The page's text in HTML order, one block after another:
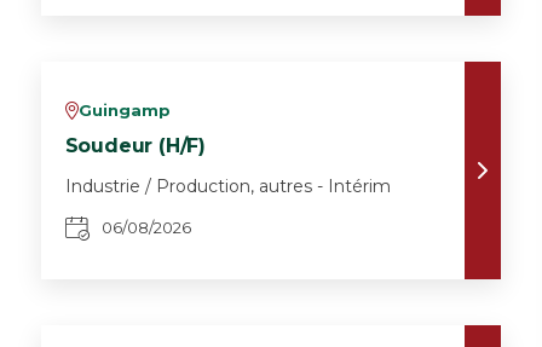
vGuingamp
Soudeur (H/F)
Industrie / Production, autres - Intérim
06/08/2026